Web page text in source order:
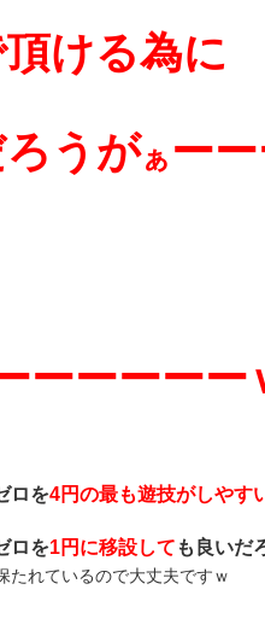
ける為に
うがぁ ーー
ーーーーー
ロを4円の最も遊技がしやす
ロを1円に移設して も良いだ
れているので大丈夫ですｗ